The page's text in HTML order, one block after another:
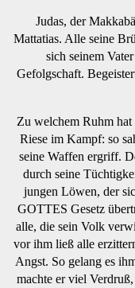
Judas, der
Mattatias. Alle seine
sich seinem
Gefolgschaft.
Zu welchem Ruhm
Riese im Kampf: so
seine Waffen ergriff.
durch seine
jungen Löwen, der
GOTTES Gesetz
alle, die sein Volk
vor ihm ließ alle
Angst. So gelang es
machte er viel